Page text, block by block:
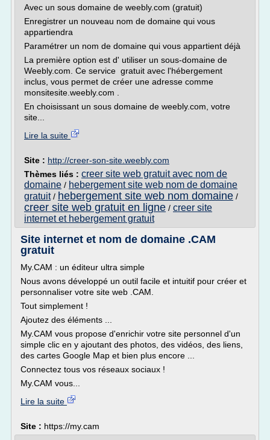
Avec un sous domaine de weebly.com (gratuit)
Enregistrer un nouveau nom de domaine qui vous
appartiendra
Paramétrer un nom de domaine qui vous appartient déjà
La première option est d' utiliser un sous-domaine de
Weebly.com. Ce service gratuit avec l'hébergement
inclus, vous permet de créer une adresse comme
monsitesite.weebly.com .
En choisissant un sous domaine de weebly.com, votre
site...
Lire la suite
Site : http://creer-son-site.weebly.com
Thèmes liés : creer site web gratuit avec nom de
domaine / hebergement site web nom de domaine
gratuit/ hebergement site web nom domaine /
creer site web gratuit en ligne / creer site
internet et hebergement gratuit
Site internet et nom de domaine .CAM
gratuit
My.CAM : un éditeur ultra simple
Nous avons développé un outil facile et intuitif pour créer et
personnaliser votre site web .CAM.
Tout simplement !
Ajoutez des éléments ...
My.CAM vous propose d'enrichir votre site personnel d'un
simple clic en y ajoutant des photos, des vidéos, des liens,
des cartes Google Map et bien plus encore ...
Connectez tous vos réseaux sociaux !
My.CAM vous...
Lire la suite
Site : https://my.cam